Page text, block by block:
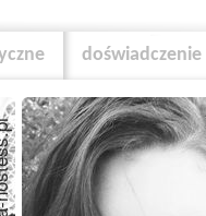
doświadczenie